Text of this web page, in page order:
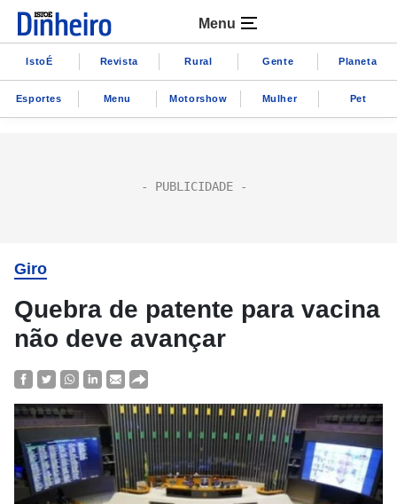
Menu
IstoÉ Revista Rural Gente Planeta
Esportes Menu Motorshow Mulher Pet
Giro
Quebra de patente para vacina
não deve avançar